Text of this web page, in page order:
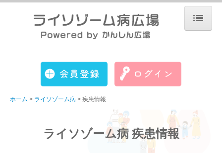
会員登録
ホーム ライソゾーム病 疾患情報
ライソゾーム病 疾患情報